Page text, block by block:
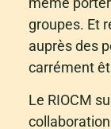
groupes. Et
auprès des
carrément
Le RIOCM